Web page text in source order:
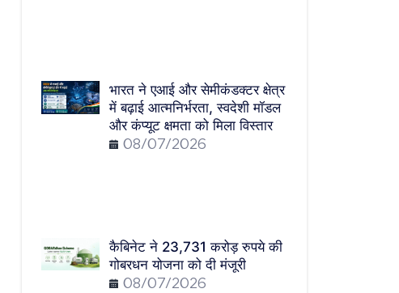
भारत ने एआई और सेमीकंडक्टर क्षेत्र
में बढ़ाई आत्मनिर्भरता, स्वदेशी मॉडल
और कंप्यूट क्षमता को मिला विस्तार
08/07/2026
कैबिनेट ने 23,731 करोड़ रुपये की
गोबरधन योजना को दी मंजूरी
08/07/2026